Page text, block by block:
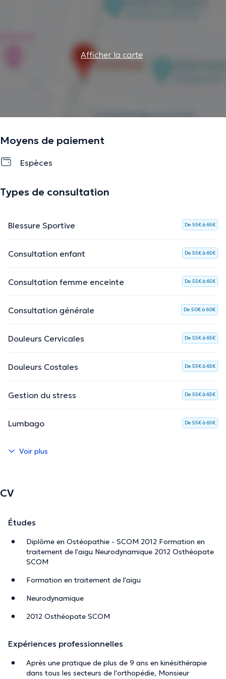
Afficher la carte
Moyens de paiement
Espèces
Types de consultation
Blessure Sportive De 55€ à 65€
Consultation enfant De 55€ à 65€
Consultation femme enceinte De 55€ à 65€
Consultation générale De 50€ à 60€
Douleurs Cervicales De 55€ à 65€
Douleurs Costales De 55€ à 65€
Gestion du stress De 55€ à 65€
Lumbago De 55€ à 65€
Voir plus
CV
Études
Diplôme en Ostéopathie - SCOM 2012 Formation en
traitement de l'aigu Neurodynamique 2012 Osthéopate
SCOM
Formation en traitement de l'aigu
Neurodynamique
2012 Osthéopate SCOM
Expériences professionnelles
Après une pratique de plus de 9 ans en kinésithérapie
dans tous les secteurs de l'orthopédie, Monsieur